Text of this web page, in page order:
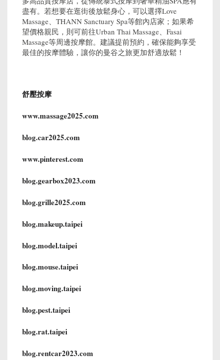
盡有。若想要在逛街後放鬆身心，可以選擇Love
Massage、THANN Sanctuary Spa等館內店家；如果希
望價格親民，則可前往Urban Thai Massage、Fasai
Massage等周邊按摩館。建議提前預約，確保能夠享受
最佳的按摩體驗，讓你的曼谷之旅更加舒適放鬆！
舒壓按摩
www.massage2025.com
blog.car2025.com
www.pinterest.com
blog.gearbox2023.com
blog.grille2025.com
blog.makeup.taipei
blog.model.taipei
blog.mouse.taipei
blog.moving.taipei
blog.pest.taipei
blog.rat.taipei
blog.rentcar2023.com